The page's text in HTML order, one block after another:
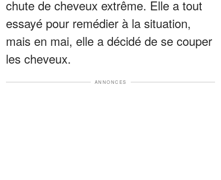
chute de cheveux extrême. Elle a tout
essayé pour remédier à la situation,
mais en mai, elle a décidé de se couper
les cheveux.
ANNONCES